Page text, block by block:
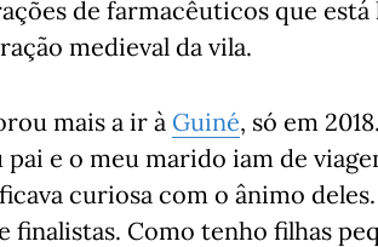
de farmacêuticos que
medieval da vila.
mais a ir à Guiné, só em
e o meu marido iam de
curiosa com o ânimo
finalistas. Como tenho filhas